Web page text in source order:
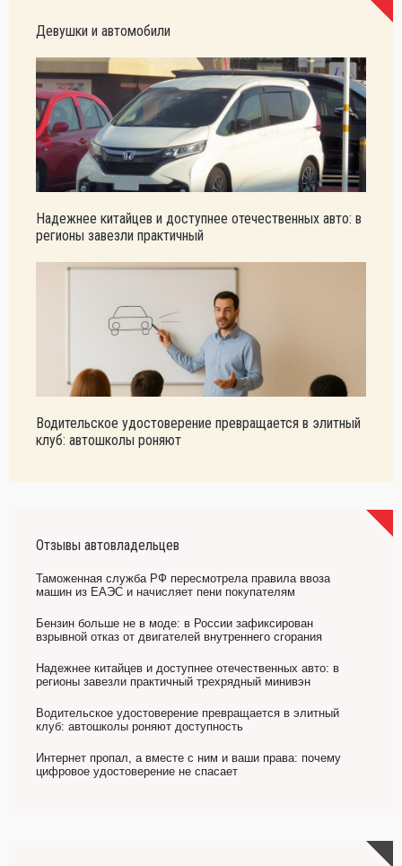
Девушки и автомобили
Надежнее китайцев и доступнее отечественных авто: в
регионы завезли практичный
Водительское удостоверение превращается в элитный
клуб: автошколы роняют
Отзывы автовладельцев
Таможенная служба РФ пересмотрела правила ввоза
машин из ЕАЭС и начисляет пени покупателям
Бензин больше не в моде: в России зафиксирован
взрывной отказ от двигателей внутреннего сгорания
Надежнее китайцев и доступнее отечественных авто: в
регионы завезли практичный трехрядный минивэн
Водительское удостоверение превращается в элитный
клуб: автошколы роняют доступность
Интернет пропал, а вместе с ним и ваши права: почему
цифровое удостоверение не спасает